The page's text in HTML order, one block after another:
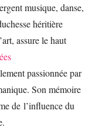
musique, danse,
héritière
assure le haut
passionnée par
Son mémoire
de l’influence du